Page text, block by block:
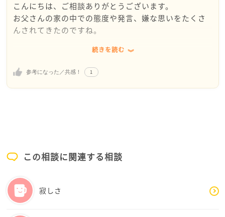
こんにちは、ご相談ありがとうございます。
お父さんの家の中での態度や発言、嫌な思いをたくさ
んされてきたのですね。
思い通りにならないことが許せない・・そんなお父さ
んの考え方の傾向がみえるようです。お父さんは家の
外ではどうなのでしょうね。もしかすると、仕事先で
はうまくいかないことがあっても我慢をし、時には嫌
とはいえ、イライラに付き合わされる家族にとっては
迷惑ですから、やめてほしいですね。
さて、今どうするべきか・・現在中学生とのことです
から、勉強をしてお父さんを見返す力をつけていただ
続きを読む
参考になった／共感！ 1
この相談に関連する相談
寂しさ